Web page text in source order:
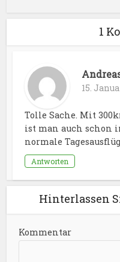
1
15.
Tolle Sache. Mit
ist man auch schon
normale
Antworten
Hinterlassen
Kommentar